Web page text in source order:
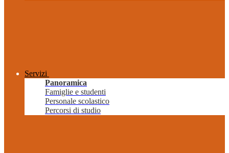
Servizi
Panoramica
Famiglie e studenti
Personale scolastico
Percorsi di studio